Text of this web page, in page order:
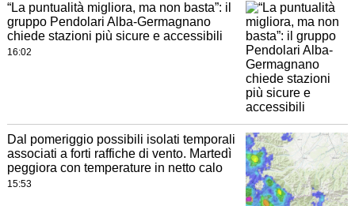
“La puntualità migliora, ma non basta”: il
gruppo Pendolari Alba-Germagnano
chiede stazioni più sicure e accessibili
16:02
Dal pomeriggio possibili isolati temporali
associati a forti raffiche di vento. Martedì
peggiora con temperature in netto calo
15:53